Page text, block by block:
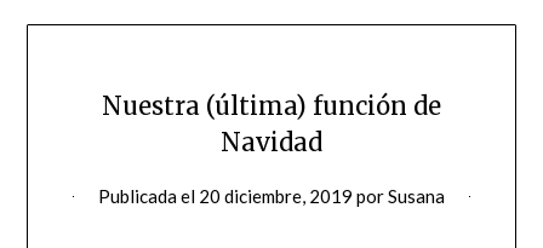
Nuestra (última) función de
Navidad
Publicada el 20 diciembre, 2019 porSusana